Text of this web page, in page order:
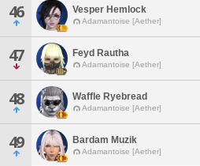
46 Vesper Hemlock
Adamantoise [Aether]
47 Feyd Rautha
Adamantoise [Aether]
48 Waffle Ryebread
Adamantoise [Aether]
49 Bardam Muzik
Adamantoise [Aether]